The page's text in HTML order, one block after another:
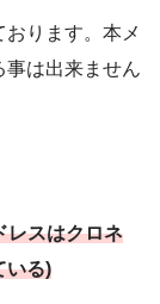
ります。本メ
事は出来ません
スはクロネ
いる)